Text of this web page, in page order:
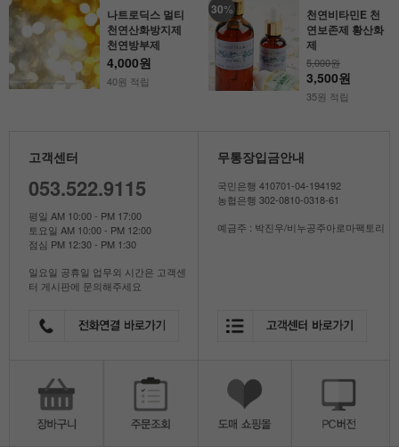
나트로딕스 멀티
천연산화방지제
천연방부제
4,000원
40원 적립
30%
천연비타민E 천
연보존제 황산화
제
5,000원
3,500원
35원 적립
고객센터
053.522.9115
평일 AM 10:00 - PM 17:00
토요일 AM 10:00 - PM 12:00
점심 PM 12:30 - PM 1:30
일요일 공휴일 업무외 시간은 고객센
터 게시판에 문의해주세요
무통장입금안내
국민은행 410701-04-194192
농협은행 302-0810-0318-61
예금주 : 박진우/비누공주아로마팩토리